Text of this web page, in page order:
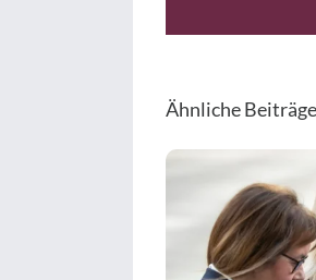
Ähnliche Beiträge